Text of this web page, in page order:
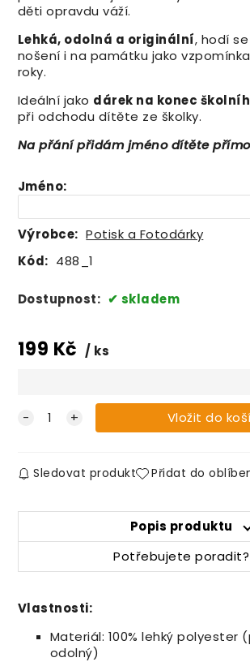
děti opravdu váží.
Lehká, odolná a originální, hodí
nošení i na památku jako
roky.
Ideální jako dárek na konec
při odchodu dítěte ze školky.
Na přání přidám jméno dítěte
Jméno:
Výrobce: Potisk a Fotodárky
Kód: 488_1
Dostupnost: skladem
199 Kč ks
Sledovat produkt Přidat do
Popis produktu
Potřebujete poradit?
Vlastnosti:
Materiál: 100% lehký polyester
odolný)